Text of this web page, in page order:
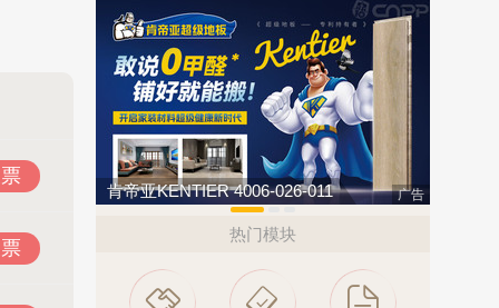
026-011 亚通Aton 400-636-1218 广告
热门模块